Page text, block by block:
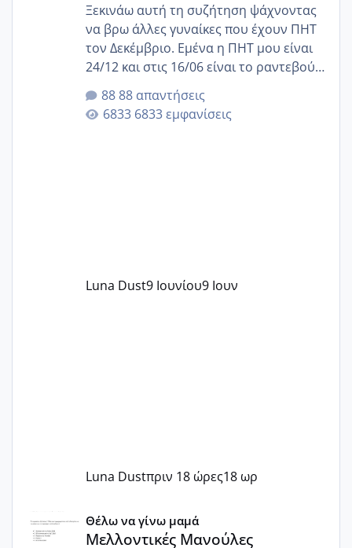
Ξεκινάω αυτή τη συζήτηση ψάχνοντας
να βρω άλλες γυναίκες που έχουν ΠΗΤ
τον Δεκέμβριο. Εμένα η ΠΗΤ μου είναι
24/12 και στις 16/06 είναι το ραντεβού
της αυχενικής διαφάνειας. Έχω αρκετό
άγχος και οι μέρες δεν φαίνεται να
περνάνε με τίποτα.
88 απαντήσεις
6833 εμφανίσεις
Luna Dust9 Ιουνίου9 Ιουν
Luna Dustπριν 18 ώρες18 ωρ
Μελλοντικές Μανούλες Εξωσωματικής 2025 💫 – Μαζί
Θέλω να γίνω μαμά
Μελλοντικές Μανούλες